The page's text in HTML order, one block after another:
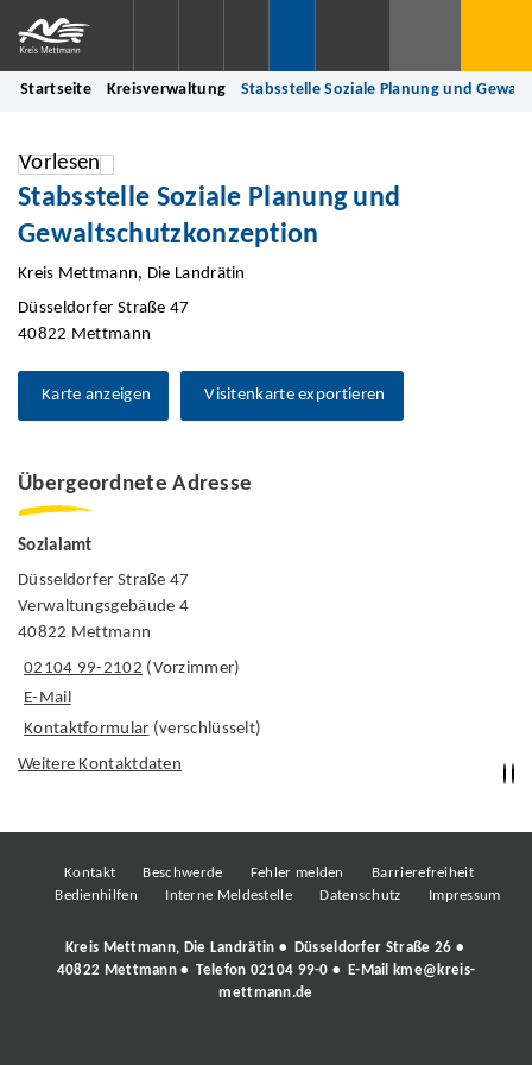
Startseite Kreisverwaltung Stabsstelle Soziale Planung und
Vorlesen
Stabsstelle Soziale Planung und
Gewaltschutzkonzeption
Kreis Mettmann, Die Landrätin
Düsseldorfer Straße 47
40822 Mettmann
Karte anzeigen Visitenkarte exportieren
Übergeordnete Adresse
Sozialamt
Düsseldorfer Straße 47
Verwaltungsgebäude 4
40822 Mettmann
02104 99-2102 (Vorzimmer)
E-Mail
Kontaktformular (verschlüsselt)
Weitere Kontaktdaten
Kontakt Beschwerde Fehler melden
Barrierefreiheit
Bedienhilfen
Interne Meldestelle Datenschutz Impressum
Kreis Mettmann, Die Landrätin • Düsseldorfer Straße 26 •
40822 Mettmann • Telefon 02104 99-0 • E-Mail
kme@kreis-
mettmann.de